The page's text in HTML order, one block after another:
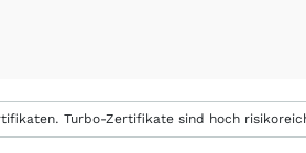
Turbo-Zertifikate sind hoch